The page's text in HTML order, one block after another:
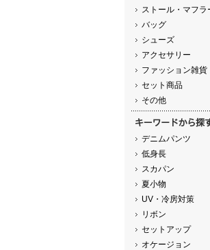
ストール・マフラ
バッグ
シューズ
アクセサリー
ファッション雑貨
セット商品
その他
デニムパンツ
低身長
スカパン
夏小物
UV・冷房対策
リボン
セットアップ
オケージョン